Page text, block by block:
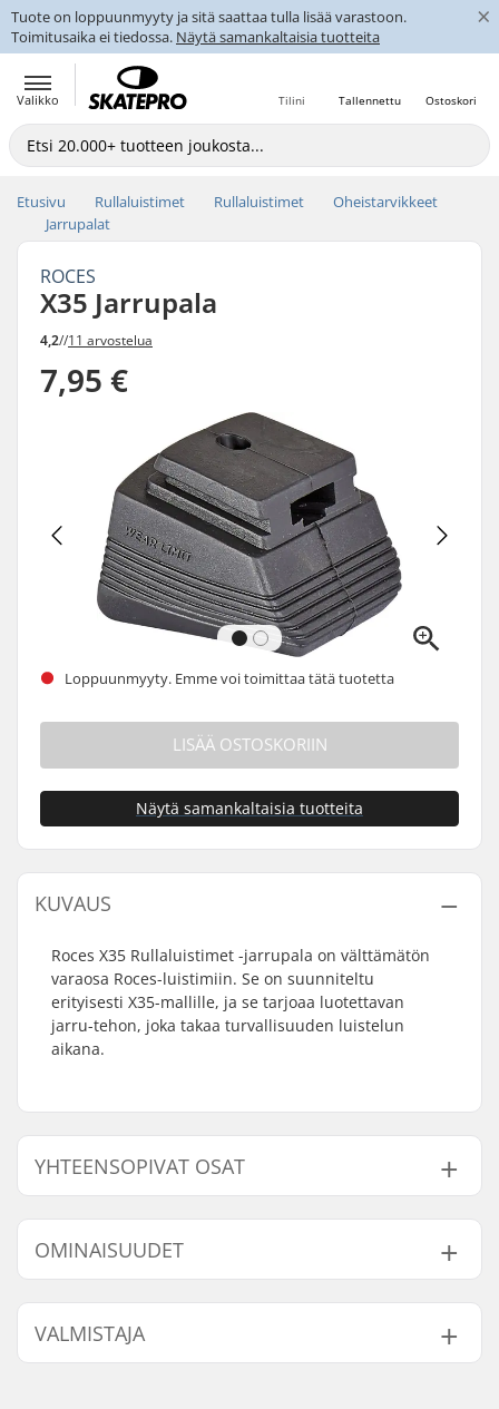
Tuote on loppuunmyyty ja sitä saattaa tulla lisää varastoon.
Toimitusaika ei tiedossa. Näytä samankaltaisia tuotteita
×
Valikko Ostoskori
Tallennettu
Tilini
Etusivu Rullaluistimet Rullaluistimet
Oheistarvikkeet
Jarrupalat
ROCES
X35 Jarrupala
4,2//11 arvostelua
7,95 €
Loppuunmyyty. Emme voi toimittaa tätä tuotetta
LISÄÄ OSTOSKORIIN
Näytä samankaltaisia tuotteita
KUVAUS
Roces X35 Rullaluistimet -jarrupala on välttämätön
varaosa Roces-luistimiin. Se on suunniteltu
erityisesti X35-mallille, ja se tarjoaa luotettavan
jarru-tehon, joka takaa turvallisuuden luistelun
aikana.
YHTEENSOPIVAT OSAT
Etsi yhteensopivia tuotteita Roces X35 Jarrupala:
OMINAISUUDET
Akseli:
Ei sisälly
Brake mounting bolt:
VALMISTAJA